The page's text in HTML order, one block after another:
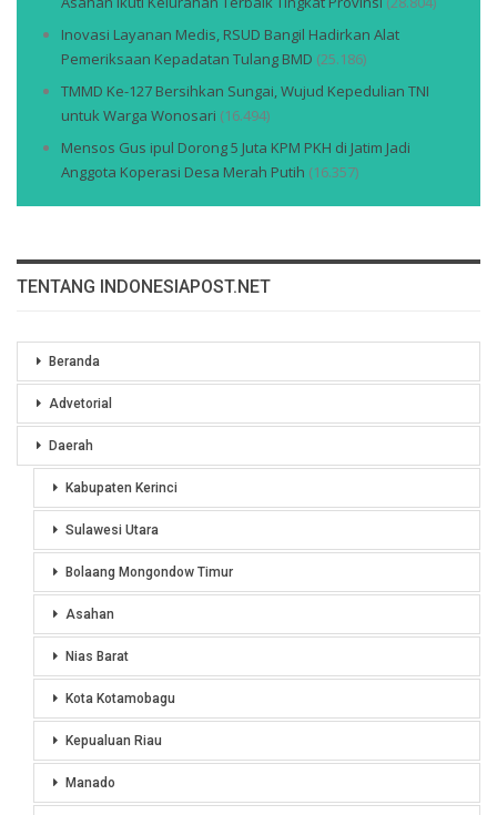
Inovasi Layanan Medis, RSUD Bangil Hadirkan Alat
Pemeriksaan Kepadatan Tulang BMD (25.186)
TMMD Ke-127 Bersihkan Sungai, Wujud Kepedulian TNI
untuk Warga Wonosari (16.494)
Mensos Gus ipul Dorong 5 Juta KPM PKH di Jatim Jadi
Anggota Koperasi Desa Merah Putih (16.357)
TENTANG INDONESIAPOST.NET
Beranda
Advetorial
Daerah
Kabupaten Kerinci
Sulawesi Utara
Bolaang Mongondow Timur
Asahan
Nias Barat
Kota Kotamobagu
Kepualuan Riau
Manado